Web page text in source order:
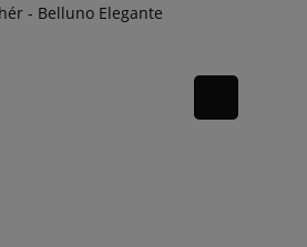
- Belluno Elegante